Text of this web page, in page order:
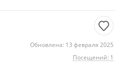
Обновлена: 13 февраля 2025
Посещений: 1